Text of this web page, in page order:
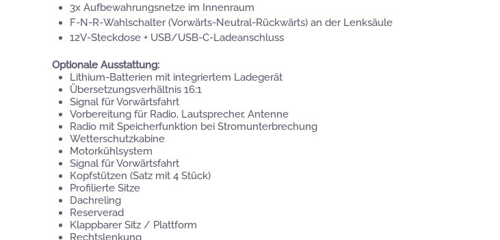
3x Aufbewahrungsnetze im Innenraum
F-N-R-Wahlschalter (Vorwärts-Neutral-Rückwärts) an der Lenksäule
12V-Steckdose + USB/USB-C-Ladeanschluss
Optionale Ausstattung:
Lithium-Batterien mit integriertem Ladegerät
Übersetzungsverhältnis 16:1
Signal für Vorwärtsfahrt
Vorbereitung für Radio, Lautsprecher, Antenne
Radio mit Speicherfunktion bei Stromunterbrechung
Wetterschutzkabine
Motorkühlsystem
Signal für Vorwärtsfahrt
Kopfstützen (Satz mit 4 Stück)
Profilierte Sitze
Dachreling
Reserverad
Klappbarer Sitz / Plattform